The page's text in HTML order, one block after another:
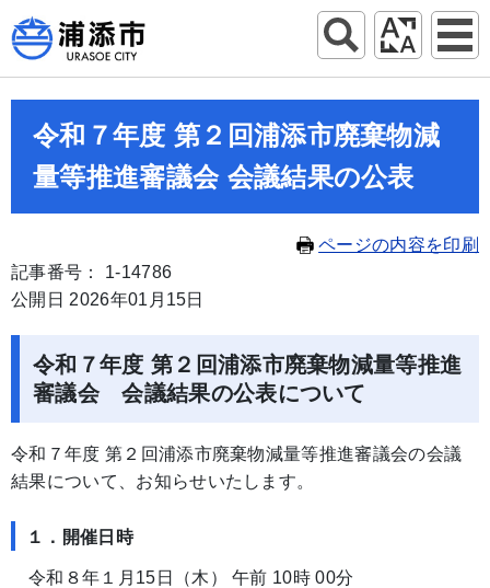
令和７年度 第２回浦添市廃棄物減
量等推進審議会 会議結果の公表
ページの内容を印刷
記事番号： 1-14786
公開日 2026年01月15日
令和７年度 第２回浦添市廃棄物減量等推進
審議会 会議結果の公表について
令和７年度 第２回浦添市廃棄物減量等推進審議会の会議
結果について、お知らせいたします。
１．開催日時
令和８年１月15日（木） 午前 10時 00分